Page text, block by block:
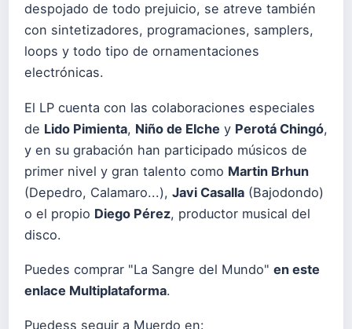
despojado de todo prejuicio, se atreve también
con sintetizadores, programaciones, samplers,
loops y todo tipo de ornamentaciones
electrónicas.
El LP cuenta con las colaboraciones especiales
de Lido Pimienta, Niño de Elche y Perotá Chingó,
y en su grabación han participado músicos de
primer nivel y gran talento como Martin Brhun
(Depedro, Calamaro...), Javi Casalla (Bajodondo)
o el propio Diego Pérez, productor musical del
disco.
Puedes comprar "La Sangre del Mundo" en este
enlace Multiplataforma.
Puedess seguir a Muerdo en: